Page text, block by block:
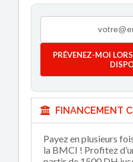
PRÉVENEZ-MOI
FINANCEMENT
Payez en plusieurs
la BMCI ! Profitez